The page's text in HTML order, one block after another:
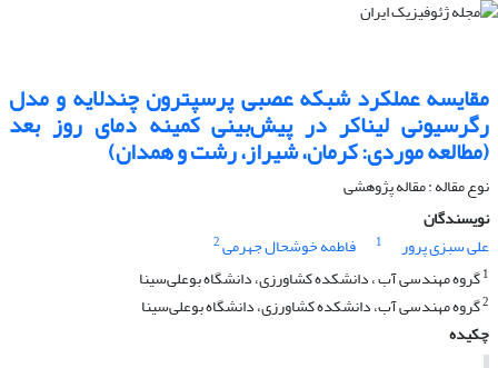
مقایسه عملکرد شبکه عصبی پرسپترون چندلایه و مدل
رگرسیونی لیناکر در پیش‌بینی کمینه دمای روز بعد
(مطالعه موردی: کرمان، شیراز، رشت و همدان)
نوع مقاله : مقاله پژوهشی‌
نویسندگان
علی سبزی پرور
1 فاطمه خوشحال جهرمی2
1گروه مهندسی آب ، دانشکده کشاورزی، دانشگاه بوعلی‌سینا
2گروه مهندسی آب، دانشکده کشاورزی، دانشگاه بوعلی‌سینا
چکیده